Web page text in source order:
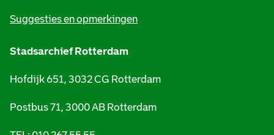
Suggesties en opmerkingen
Stadsarchief Rotterdam
Hofdijk 651, 3032 CG Rotterdam
Postbus 71, 3000 AB Rotterdam